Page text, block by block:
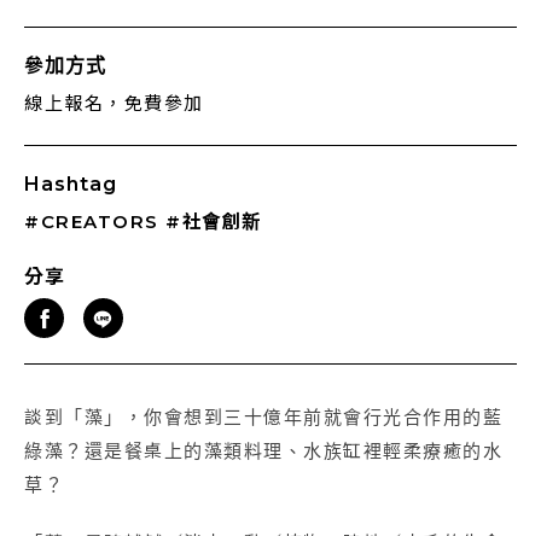
參加方式
線上報名，免費參加
Hashtag
#CREATORS #社會創新
分享
談到「藻」，你會想到三十億年前就會行光合作用的藍
綠藻？還是餐桌上的藻類料理、水族缸裡輕柔療癒的水
草？